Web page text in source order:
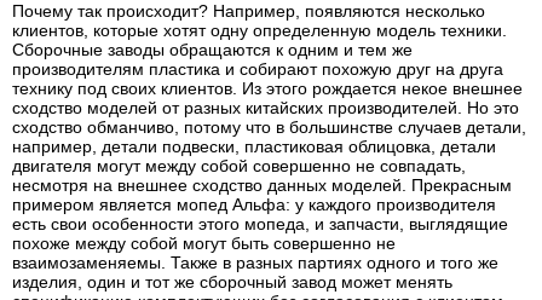
Почему так происходит? Например, появляются несколько
клиентов, которые хотят одну определенную модель техники.
Сборочные заводы обращаются к одним и тем же
производителям пластика и собирают похожую друг на друга
технику под своих клиентов. Из этого рождается некое внешнее
сходство моделей от разных китайских производителей. Но это
сходство обманчиво, потому что в большинстве случаев детали,
например, детали подвески, пластиковая облицовка, детали
двигателя могут между собой совершенно не совпадать,
несмотря на внешнее сходство данных моделей. Прекрасным
примером является мопед Альфа: у каждого производителя
есть свои особенности этого мопеда, и запчасти, выглядящие
похоже между собой могут быть совершенно не
взаимозаменяемы. Также в разных партиях одного и того же
изделия, один и тот же сборочный завод может менять